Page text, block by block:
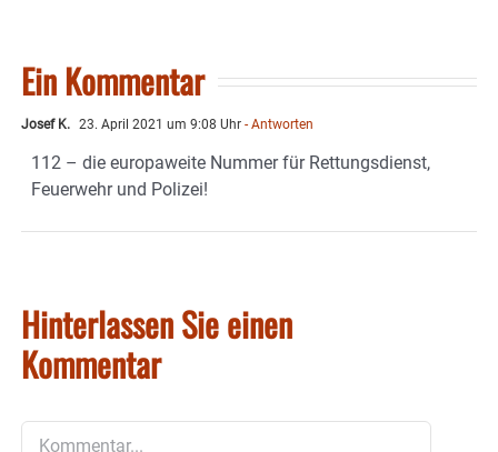
Ein Kommentar
Josef K. 23. April 2021 um 9:08 Uhr - Antworten
112 – die europaweite Nummer für Rettungsdienst,
Feuerwehr und Polizei!
Hinterlassen Sie einen
Kommentar